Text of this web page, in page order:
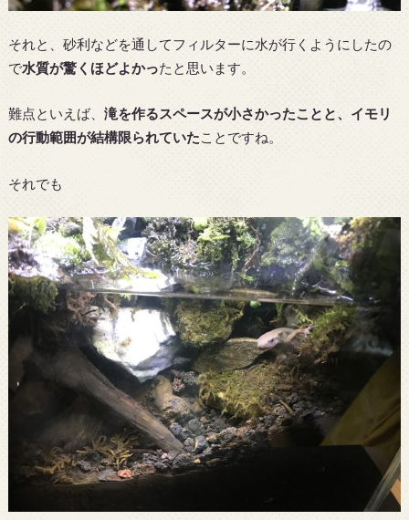
それと、砂利などを通してフィルターに水が行くようにしたの
で水質が驚くほどよかったと思います。
難点といえば、 滝を作るスペースが小さかったことと、イモリ
の行動範囲が結構限られていたことですね。
それでも